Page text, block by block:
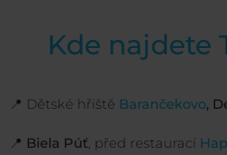
Kde najdete
📍 Dětské hřiště Barančekovo,
📍 Biela Púť, před restaurací